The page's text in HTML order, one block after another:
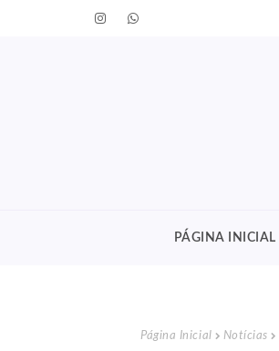
PÁGINA INICIAL
Página Inicial Notícias